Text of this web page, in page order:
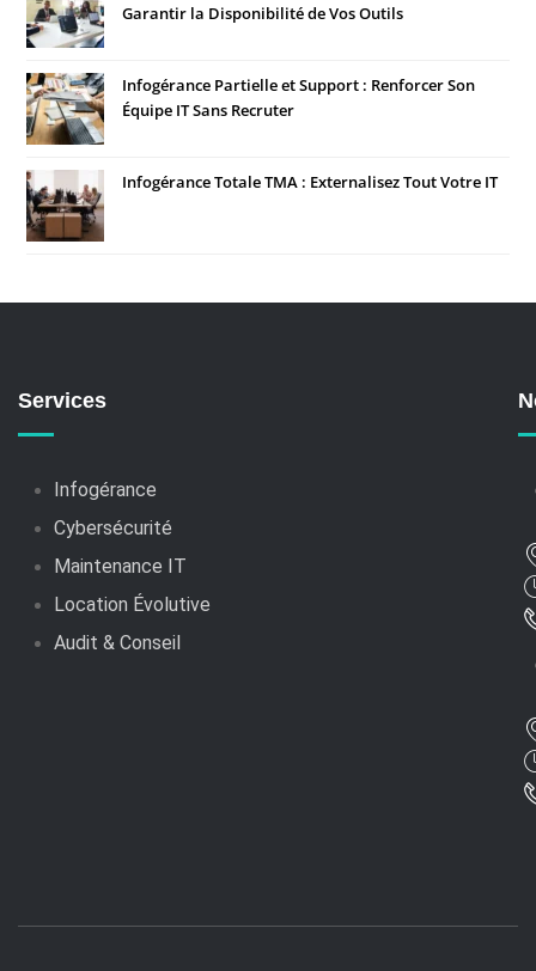
Garantir la Disponibilité de Vos Outils
Infogérance Partielle et Support : Renforcer Son
Équipe IT Sans Recruter
Infogérance Totale TMA : Externalisez Tout Votre IT
Services
Infogérance
Cybersécurité
Maintenance IT
Location Évolutive
Audit & Conseil